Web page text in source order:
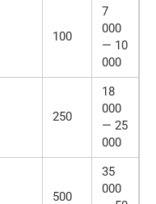
100
7
000
— 10
000
250
18
000
— 25
000
500
35
000